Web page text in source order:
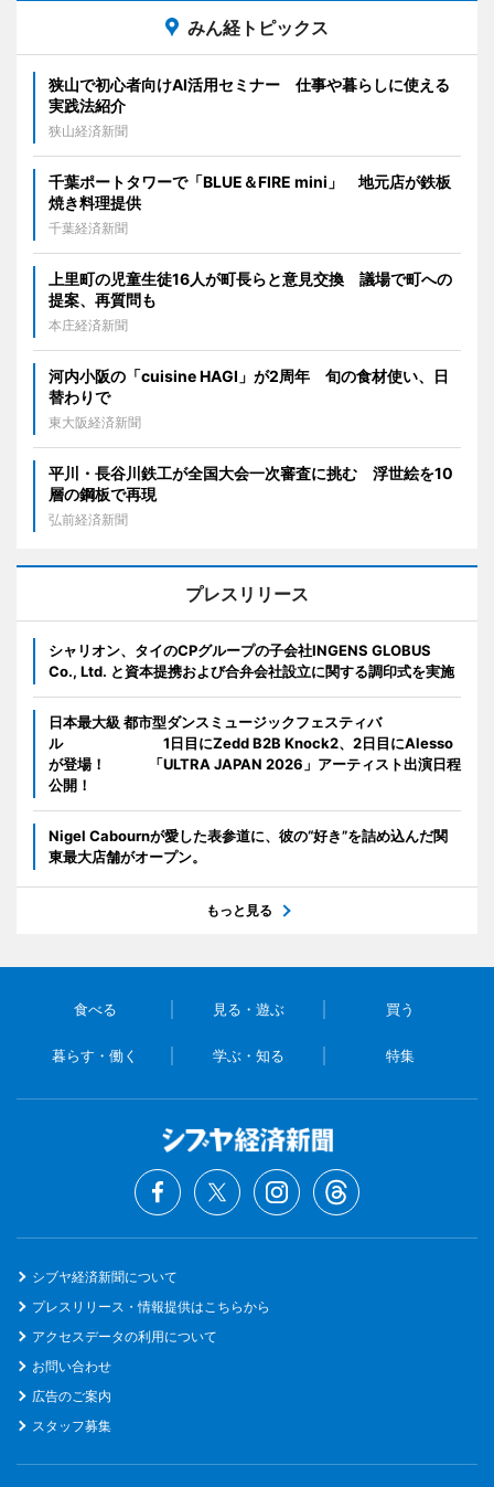
みん経トピックス
狭山で初心者向けAI活用セミナー 仕事や暮らしに使える
実践法紹介
狭山経済新聞
千葉ポートタワーで「BLUE＆FIRE mini」 地元店が鉄板
焼き料理提供
千葉経済新聞
上里町の児童生徒16人が町長らと意見交換 議場で町への
提案、再質問も
本庄経済新聞
河内小阪の「cuisine HAGI」が2周年 旬の食材使い、日
替わりで
東大阪経済新聞
平川・長谷川鉄工が全国大会一次審査に挑む 浮世絵を10
層の鋼板で再現
弘前経済新聞
プレスリリース
シャリオン、タイのCPグループの子会社INGENS GLOBUS
Co., Ltd. と資本提携および合弁会社設立に関する調印式を実施
日本最大級 都市型ダンスミュージックフェスティバ
ル 1日目にZedd B2B Knock2、2日目にAlesso
が登場！ 「ULTRA JAPAN 2026」アーティスト出演日程
公開！
Nigel Cabournが愛した表参道に、彼の“好き”を詰め込んだ関
東最大店舗がオープン。
もっと見る
食べる 見る・遊ぶ 買う
暮らす・働く 学ぶ・知る 特集
シブヤ経済新聞について
プレスリリース・情報提供はこちらから
アクセスデータの利用について
お問い合わせ
広告のご案内
スタッフ募集